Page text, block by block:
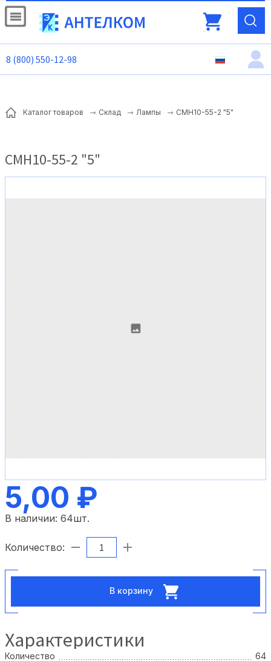
8 (800) 550-12-98
Каталог товаров Склад Лампы СМН10-55-2 "5"
СМН10-55-2 "5"
5,00 ₽
В наличии: 64шт.
Количество:
В корзину
Характеристики
Количество
64